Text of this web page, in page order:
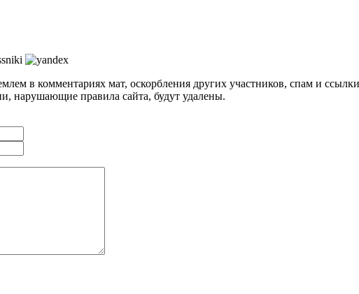
в комментариях мат, оскорбления других участников, спам и
нарушающие правила сайта, будут удалены.